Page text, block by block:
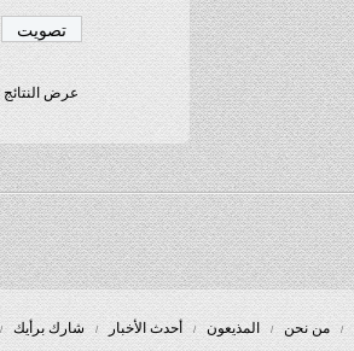
عرض النتائج
من نحن المذيعون أحدث الأخبار شارك برأيك